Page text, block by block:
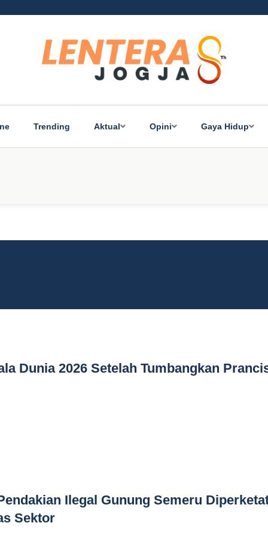
Trending Aktual Opini Gaya Hidup
Dunia 2026 Setelah Tumbangkan
Ilegal Gunung Semeru
Sektor